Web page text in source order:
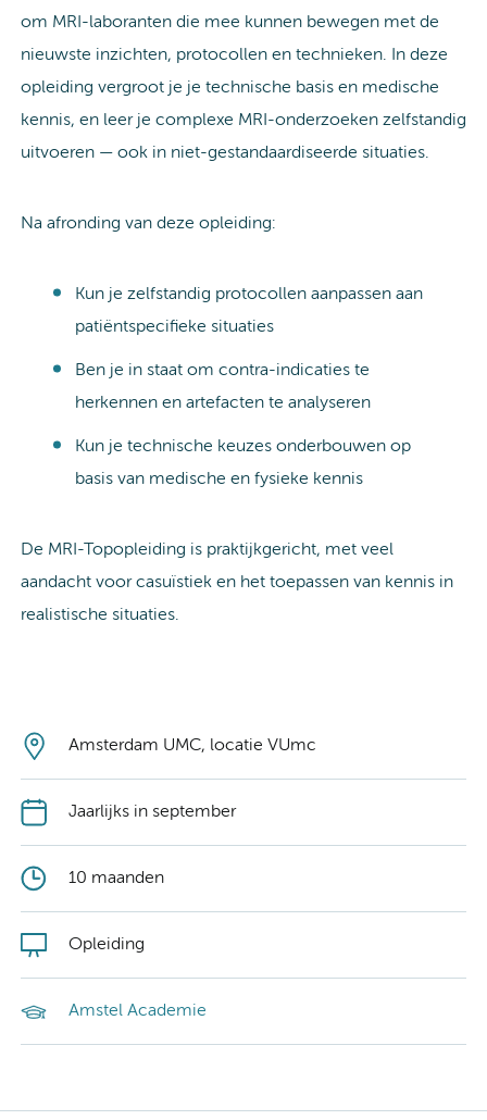
om MRI-laboranten die mee kunnen bewegen met de
nieuwste inzichten, protocollen en technieken. In deze
opleiding vergroot je je technische basis en medische
kennis, en leer je complexe MRI-onderzoeken zelfstandig
uitvoeren — ook in niet-gestandaardiseerde situaties.
Na afronding van deze opleiding:
Kun je zelfstandig protocollen aanpassen aan
patiëntspecifieke situaties
Ben je in staat om contra-indicaties te
herkennen en artefacten te analyseren
Kun je technische keuzes onderbouwen op
basis van medische en fysieke kennis
De MRI-Topopleiding is praktijkgericht, met veel
aandacht voor casuïstiek en het toepassen van kennis in
realistische situaties.
Amsterdam UMC, locatie VUmc
Jaarlijks in september
10 maanden
Opleiding
Amstel Academie